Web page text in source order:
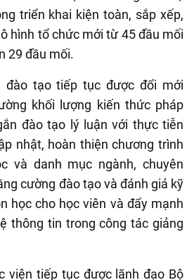
triển khai kiện toàn, sắp xếp,
hình tổ chức mới từ 45 đầu mối
29 đầu mối.
đào tạo tiếp tục được đổi mới
khối lượng kiến thức pháp
đào tạo lý luận với thực tiễn
nhật, hoàn thiện chương trình
và danh mục ngành, chuyên
cường đào tạo và đánh giá kỹ
học cho học viên và đẩy mạnh
thông tin trong công tác giảng
viện tiếp tục được lãnh đạo Bộ